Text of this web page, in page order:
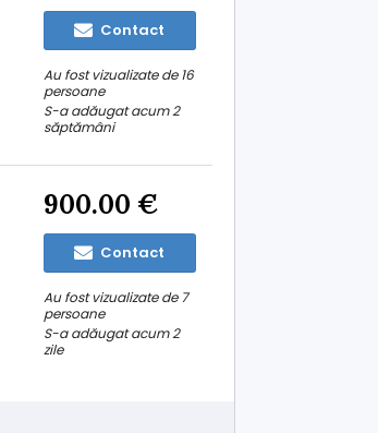
Contact
Au fost vizualizate de 16
persoane
S-a adăugat acum 2
săptămâni
900.00 €
Contact
Au fost vizualizate de 7
persoane
S-a adăugat acum 2
zile